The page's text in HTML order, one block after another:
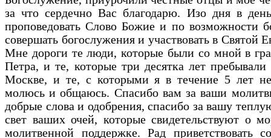
за что сердечно Вас благодарю. Изо дня в
проповедовать Слово Божие и по возможности
совершать богослужения и участвовать в Святой
Мне дороги те люди, которые были со мной в
Петра, и те, которые три десятка лет
Москве, и те, с которыми я в течение 5 лет
молюсь и общаюсь. Спасибо вам за ваши
добрые слова и одобрения, спасибо за вашу
свет ваших очей, которые свидетельствуют о
молитвенной поддержке. Рад приветствовать